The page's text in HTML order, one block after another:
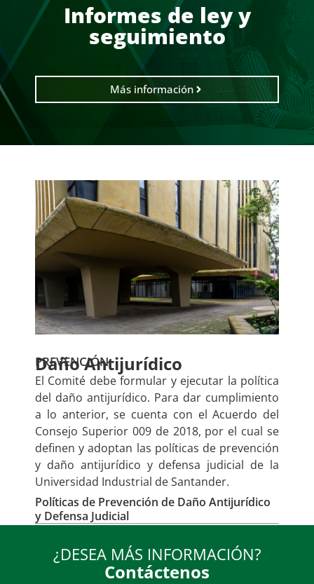
Informes de ley y
seguimiento
Más información
PREVENCIÓN
Daño Antijurídico
El Comité debe formular y ejecutar la política
del daño antijurídico. Para dar cumplimiento
a lo anterior, se cuenta con el Acuerdo del
Consejo Superior 009 de 2018, por el cual se
definen y adoptan las políticas de prevención
y daño antijurídico y defensa judicial de la
Universidad Industrial de Santander.
Políticas de Prevención de Daño Antijurídico
y Defensa Judicial
Documento PDF
¿DESEA MÁS INFORMACIÓN?
Contáctenos